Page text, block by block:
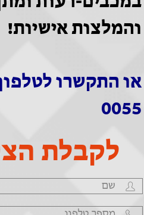
והמלצות אישיות!
0055
לקבלת